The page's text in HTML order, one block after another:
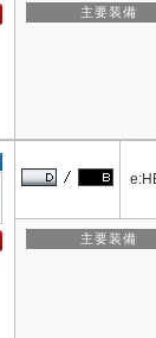
主要装備
主要装備